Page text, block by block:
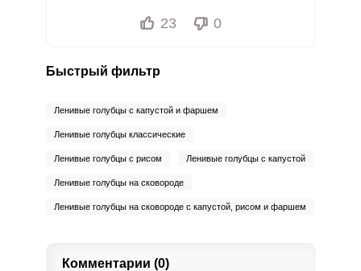
23 0
Быстрый фильтр
Ленивые голубцы с капустой и фаршем
Ленивые голубцы классические
Ленивые голубцы с рисом Ленивые голубцы с капустой
Ленивые голубцы на сковороде
Ленивые голубцы на сковороде с капустой, рисом и фаршем
Комментарии (0)